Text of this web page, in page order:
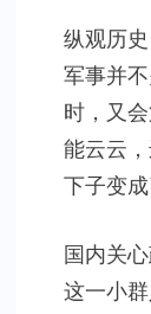
纵观历
军事并
时，又
能云云
下子变
国内关
这一小